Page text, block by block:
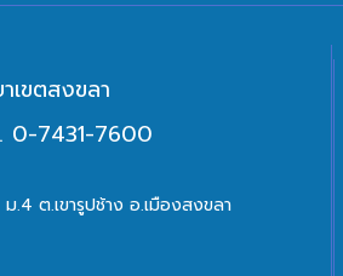
เขตสงขลา
0-7431-7600
ต.เขารูปช้าง อ.เมืองสงขลา